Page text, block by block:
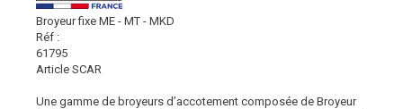
Broyeur fixe ME - MT - MKD
Réf :
61795
Article SCAR
Une gamme de broyeurs d’accotement composée de Broyeur